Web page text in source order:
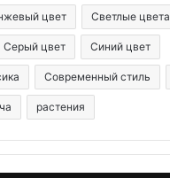
цвет Светлые цвета
Серый цвет Синий цвет
Современный стиль
растения